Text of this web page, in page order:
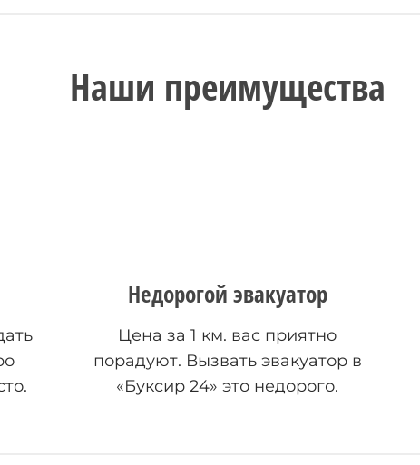
Наши преимущества
Недорогой эвакуатор
Цена за 1 км. вас приятно
порадуют. Вызвать эвакуатор в
«Буксир 24» это недорого.